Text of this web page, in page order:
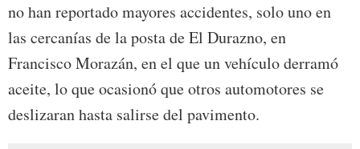
no han reportado mayores accidentes, solo uno en
las cercanías de la posta de El Durazno, en
Francisco Morazán, en el que un vehículo derramó
aceite, lo que ocasionó que otros automotores se
deslizaran hasta salirse del pavimento.